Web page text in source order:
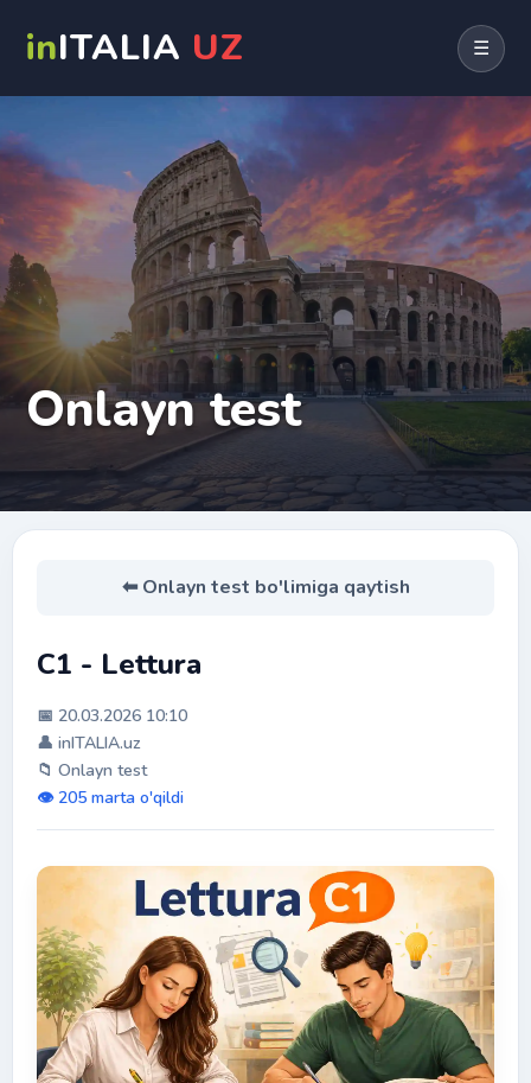
inITALIA UZ ☰
Onlayn test
⬅ Onlayn test bo'limiga qaytish
C1 - Lettura
📅 20.03.2026 10:10
👤 inITALIA.uz
📁 Onlayn test
👁️ 205 marta o'qildi